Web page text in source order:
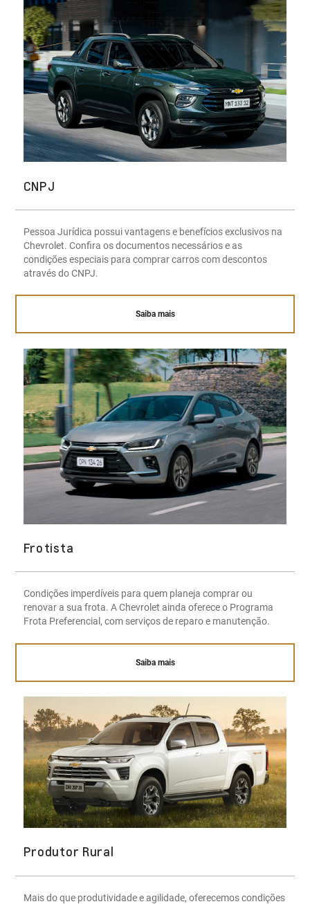
CNPJ
Pessoa Jurídica possui vantagens e benefícios exclusivos na
Chevrolet. Confira os documentos necessários e as
condições especiais para comprar carros com descontos
através do CNPJ.
Saiba mais
Frotista
Condições imperdíveis para quem planeja comprar ou
renovar a sua frota. A Chevrolet ainda oferece o Programa
Frota Preferencial, com serviços de reparo e manutenção.
Saiba mais
Produtor Rural
Mais do que produtividade e agilidade, oferecemos condições